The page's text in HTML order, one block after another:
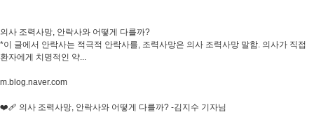
의사 조력사망, 안락사와 어떻게 다를까?
*이 글에서 안락사는 적극적 안락사를, 조력사망은 의사 조력사망 말함. 의사가 직접
환자에게 치명적인 약...
m.blog.naver.com
❤️‍🩹 의사 조력사망, 안락사와 어떻게 다를까? -김지수 기자님